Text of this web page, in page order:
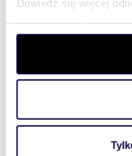
Dowiedz się więcej
szczegółów. W
wycofać swoją zgodę
aby oferować funkcje
witrynie. Informacje o
analitycznym.